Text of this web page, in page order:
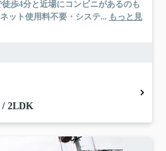
歩4分と近場にコンビニがあるのも
ット使用料不要・システ... もっと見
/ 2LDK